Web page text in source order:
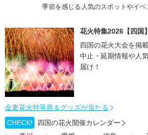
季節を感じる人気のスポットやイベ
花火特集2026【四国】
四国の花火大会を掲
中止・延期情報や人
届け！
金麦花火特等席＆グッズが当たる
CHECK!
四国の花火開催カレンダー